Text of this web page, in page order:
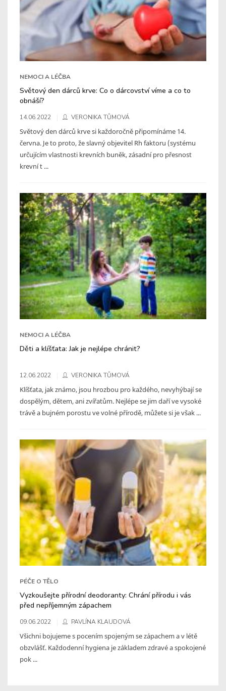
NEMOCI A LÉČBA
Světový den dárců krve: Co o dárcovství víme a co to
obnáší?
14.06.2022 VERONIKA TŮMOVÁ
Světový den dárců krve si každoročně připomínáme 14.
června. Je to proto, že slavný objevitel Rh faktoru (systému
určujícím vlastnosti krevních buněk, zásadní pro přesnost
krevní t ...
NEMOCI A LÉČBA
Děti a klíšťata: Jak je nejlépe chránit?
12.06.2022 VERONIKA TŮMOVÁ
Klíšťata, jak známo, jsou hrozbou pro každého, nevyhýbají se
dospělým, dětem, ani zvířatům. Nejlépe se jim daří ve vysoké
trávě a bujném porostu ve volné přírodě, můžete si je však ...
PÉČE O TĚLO
Vyzkoušejte přírodní deodoranty: Chrání přírodu i vás
před nepříjemným zápachem
09.06.2022 PAVLÍNA KLAUDOVÁ
Všichni bojujeme s pocením spojeným se zápachem a v létě
obzvlášť. Každodenní hygiena je základem zdravé a spokojené
pok ...